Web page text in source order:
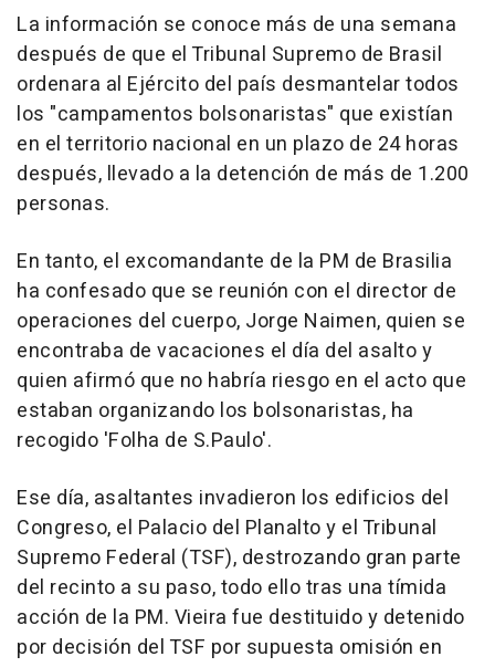
La información se conoce más de una semana
después de que el Tribunal Supremo de Brasil
ordenara al Ejército del país desmantelar todos
los "campamentos bolsonaristas" que existían
en el territorio nacional en un plazo de 24 horas
después, llevado a la detención de más de 1.200
personas.
En tanto, el excomandante de la PM de Brasilia
ha confesado que se reunión con el director de
operaciones del cuerpo, Jorge Naimen, quien se
encontraba de vacaciones el día del asalto y
quien afirmó que no habría riesgo en el acto que
estaban organizando los bolsonaristas, ha
recogido 'Folha de S.Paulo'.
Ese día, asaltantes invadieron los edificios del
Congreso, el Palacio del Planalto y el Tribunal
Supremo Federal (TSF), destrozando gran parte
del recinto a su paso, todo ello tras una tímida
acción de la PM. Vieira fue destituido y detenido
por decisión del TSF por supuesta omisión en